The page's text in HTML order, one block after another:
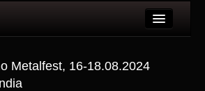
Metalfest, 16-18.08.2024